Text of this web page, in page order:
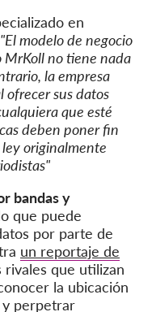
en
"El modelo de negocio
MrKoll no tiene nada
la empresa
ofrecer sus datos
que esté
deben poner fin
originalmente
bandas y
que puede
por parte de
un reportaje de
rivales que utilizan
la ubicación
y perpetrar